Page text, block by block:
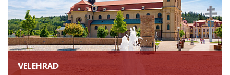
VELEHRAD